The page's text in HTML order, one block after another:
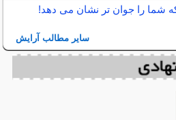
سایر مطالب آرایش